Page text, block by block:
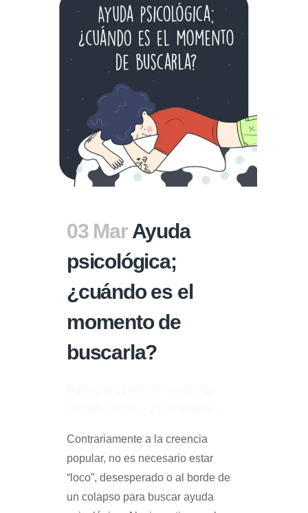
03 Mar Ayuda
psicológica;
¿cuándo es el
momento de
buscarla?
Contrariamente a la creencia
popular, no es necesario estar
“loco”, desesperado o al borde de
un colapso para buscar ayuda